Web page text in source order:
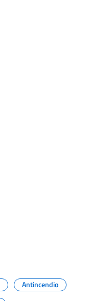
Antincendio